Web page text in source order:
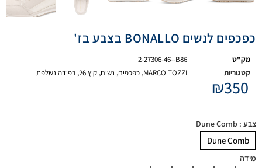
כפכפים לנשים BONALLO בצבע בז'
מק"ט
2-27306-46--B86
קטגוריות
MARCO TOZZI
, כפכפים, נשים, קיץ 26 , רפידה נשלפת
₪350
צבע : Dune Comb
Dune Comb
מידה